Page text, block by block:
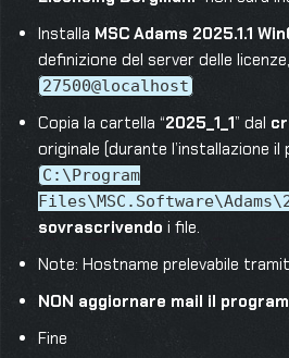
Installa MSC Adams 2025.1.1
definizione del server delle
27500@localhost
Copia la cartella “2025_1_1” dal
originale (durante l’installazione
C:\Program
sovrascrivendo i file.
Note: Hostname prelevabile
NON aggiornare mail il
Fine